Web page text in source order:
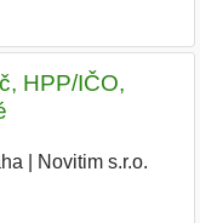
HPP/IČO,
Novitim s.r.o.